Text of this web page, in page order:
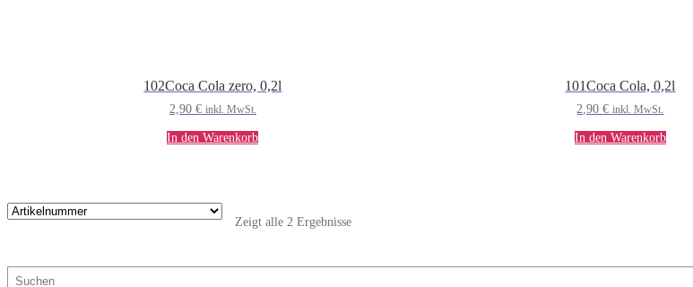
102Coca Cola zero, 0,2l
2,90 € inkl. MwSt.
In den Warenkorb
101Coca Cola, 0,2l
2,90€ inkl. MwSt.
In den Warenkorb
Zeigt alle 2 Ergebnisse
Suchen